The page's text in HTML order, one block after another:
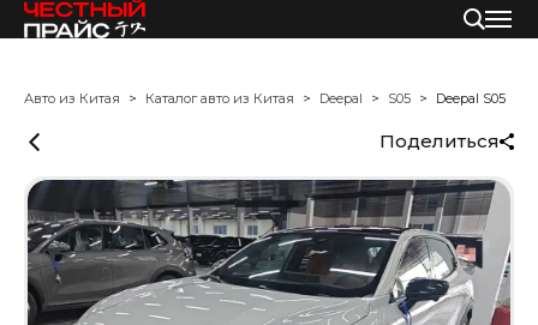
Авто из Китая Каталог авто из Китая Deepal S05 Deepal S05
Поделиться